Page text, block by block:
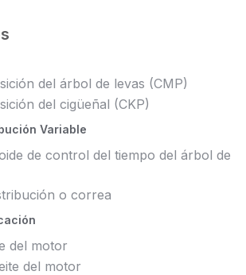
del árbol de levas (CMP)
del cigüeñal (CKP)
Variable
de control del tiempo del árbol de
o correa
del motor
del motor